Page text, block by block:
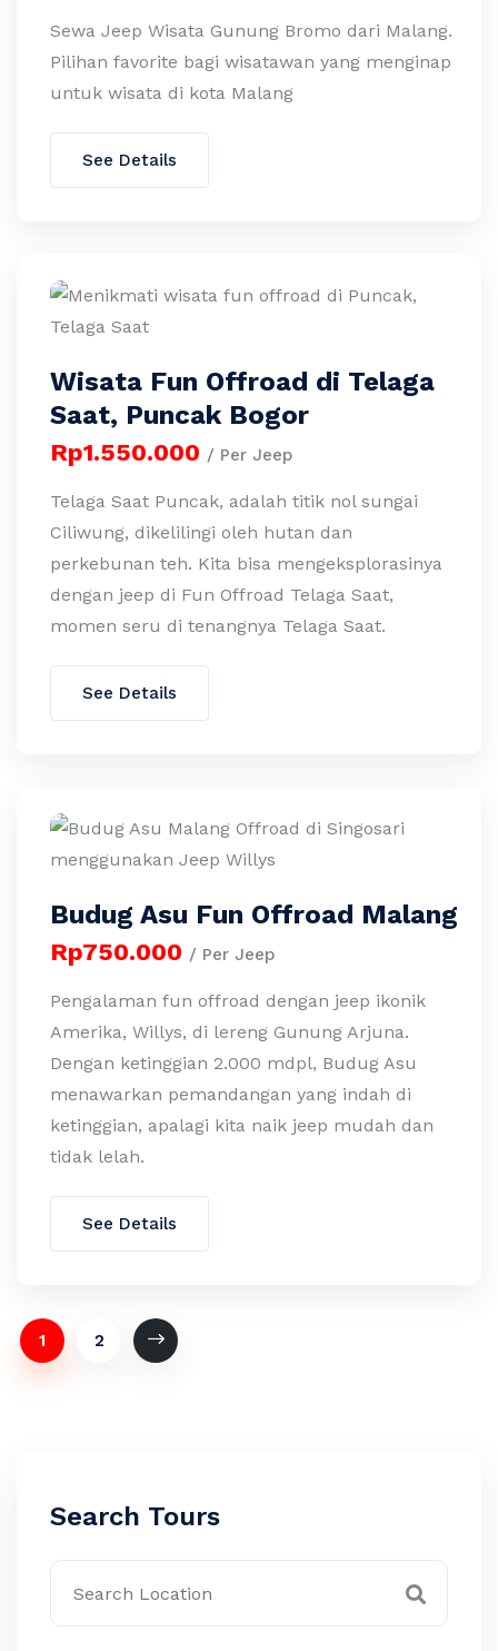
Sewa Jeep Wisata Gunung Bromo dari Malang.
Pilihan favorite bagi wisatawan yang menginap
untuk wisata di kota Malang
See Details
Wisata Fun Offroad di Telaga
Saat, Puncak Bogor
Rp1.550.000 / Per Jeep
Telaga Saat Puncak, adalah titik nol sungai
Ciliwung, dikelilingi oleh hutan dan
perkebunan teh. Kita bisa mengeksplorasinya
dengan jeep di Fun Offroad Telaga Saat,
momen seru di tenangnya Telaga Saat.
See Details
Budug Asu Fun Offroad Malang
Rp750.000 / Per Jeep
Pengalaman fun offroad dengan jeep ikonik
Amerika, Willys, di lereng Gunung Arjuna.
Dengan ketinggian 2.000 mdpl, Budug Asu
menawarkan pemandangan yang indah di
ketinggian, apalagi kita naik jeep mudah dan
tidak lelah.
See Details
1 2
Search Tours